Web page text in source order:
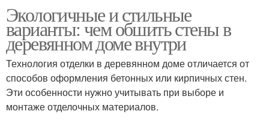
Экологичные и стильные
варианты: чем обшить стены в
деревянном доме внутри
Технология отделки в деревянном доме отличается от
способов оформления бетонных или кирпичных стен.
Эти особенности нужно учитывать при выборе и
монтаже отделочных материалов.